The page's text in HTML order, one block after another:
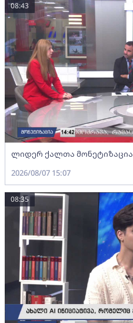
ლიდერ ქალთა მონეტიზაცია
08:43
2026/08/07 15:07
08:35